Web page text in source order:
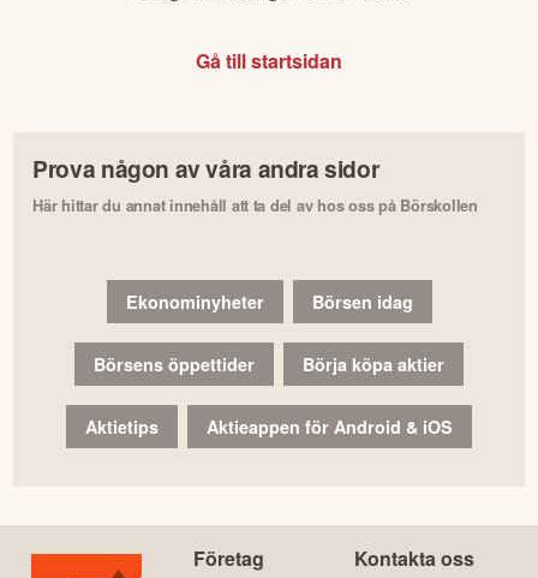
Gå till startsidan
Prova någon av våra andra sidor
Här hittar du annat innehåll att ta del av hos oss på Börskollen
Ekonominyheter Börsen idag
Börsens öppettider Börja köpa aktier
Aktietips Aktieappen för Android & iOS
Företag Kontakta oss